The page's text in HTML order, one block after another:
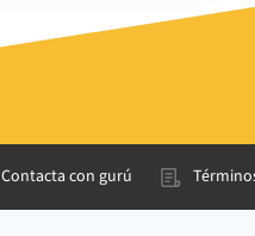
Contacta con gurú